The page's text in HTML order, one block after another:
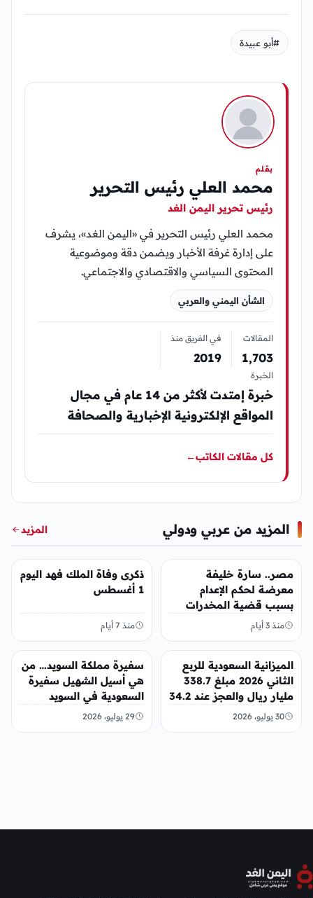
#أبو عبيدة
بقلم
محمد العلي رئيس التحرير
رئيس تحرير اليمن الغد
محمد العلي رئيس التحرير في «اليمن الغد»، يشرف
على إدارة غرفة الأخبار ويضمن دقة وموضوعية
المحتوى السياسي والاقتصادي والاجتماعي.
الشأن اليمني والعربي
المقالات
1٬703
في الفريق منذ
2019
الخبرة
خبرة إمتدت لأكثر من 14 عام في مجال
المواقع الإلكترونية الإخبارية والصحافة
كل مقالات الكاتب←
المزيد من عربي ودولي المزيد
مصر.. سارة خليفة
معرضة لحكم الإعدام
بسبب قضية المخدرات
الكبرى
منذ 3 أيام
عربي ودولي
ذكرى وفاة الملك فهد اليوم
1 أغسطس
منذ 7 أيام
عربي ودولي
الميزانية السعودية للربع
الثاني 2026 مبلغ 338.7
مليار ريال والعجز عند 34.2
مليار ريال
30 يوليو، 2026
عربي ودولي
سفيرة مملكة السويد… من
هي أسيل الشهيل سفيرة
السعودية في السويد
29 يوليو، 2026